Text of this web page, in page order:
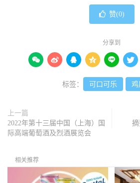
赞(0)
分享到
     
标签： 可口可乐 鸡
上一篇
2022年第十三届中国（上海）国
际高端葡萄酒及烈酒展览会
相关推荐